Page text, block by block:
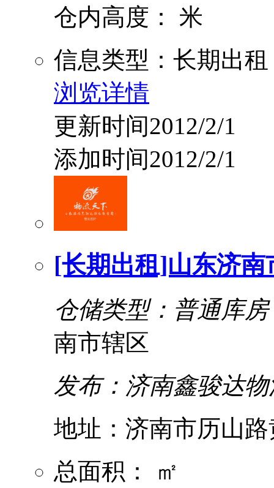
仓内高度： 米
信息类型：长期出租
浏览详情
更新时间2012/2/1
添加时间2012/2/1
[长期出租]山东济
仓储类型：普通库房
南市辖区
发布：济南鑫骏达
地址：济南市历山
总面积： ㎡